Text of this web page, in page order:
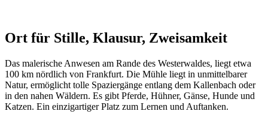
Ort für Stille, Klausur, Zweisamkeit
Das malerische Anwesen am Rande des Westerwaldes, liegt etwa
100 km nördlich von Frankfurt. Die Mühle liegt in unmittelbarer
Natur, ermöglicht tolle Spaziergänge entlang dem Kallenbach oder
in den nahen Wäldern. Es gibt Pferde, Hühner, Gänse, Hunde und
Katzen. Ein einzigartiger Platz zum Lernen und Auftanken.